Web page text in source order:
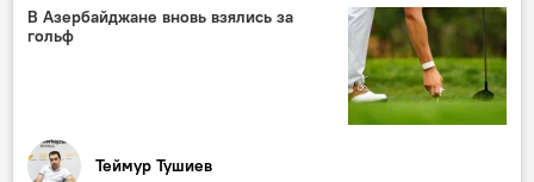
Великобритания
Великобритания
В Азербайджане вновь взялись за
гольф
Теймур Тушиев